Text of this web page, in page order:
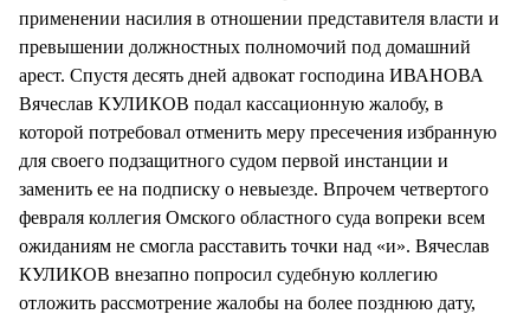
применении насилия в отношении представителя власти и
превышении должностных полномочий под домашний
арест. Спустя десять дней адвокат господина ИВАНОВА
Вячеслав КУЛИКОВ подал кассационную жалобу, в
которой потребовал отменить меру пресечения избранную
для своего подзащитного судом первой инстанции и
заменить ее на подписку о невыезде. Впрочем четвертого
февраля коллегия Омского областного суда вопреки всем
ожиданиям не смогла расставить точки над «и». Вячеслав
КУЛИКОВ внезапно попросил судебную коллегию
отложить рассмотрение жалобы на более позднюю дату,